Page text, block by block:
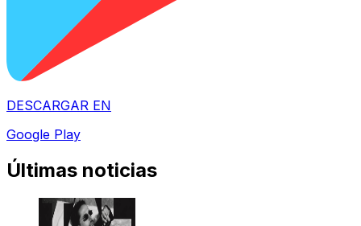
DESCARGAR EN
Google Play
Últimas noticias